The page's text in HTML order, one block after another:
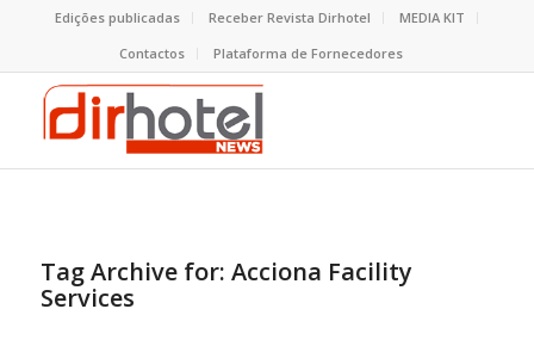
Edições publicadas Receber Revista Dirhotel
MEDIA KIT
Contactos
Plataforma de Fornecedores
Tag Archive for: Acciona Facility
Services